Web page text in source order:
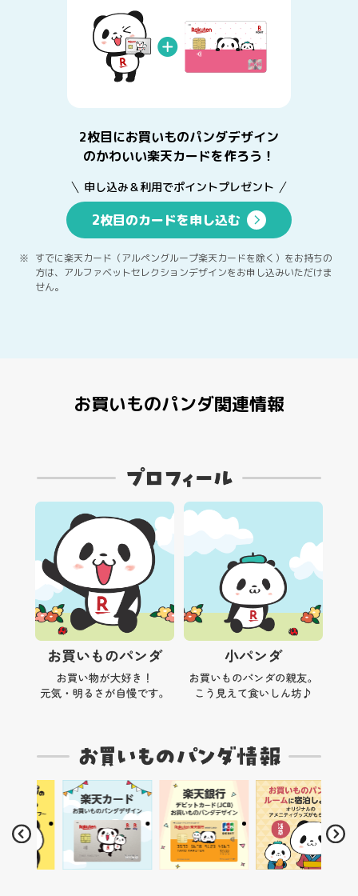
2枚目にお買いものパンダデザイン
のかわいい楽天カードを作ろう！
申し込み＆利用でポイントプレゼント
2枚目のカードを申し込む
すでに楽天カード（アルペングループ楽天カードを除く）をお持ちの
方は、アルファベットセレクションデザインをお申し込みいただけま
せん。
お買いものパンダ関連情報